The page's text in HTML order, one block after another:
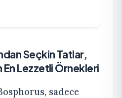
Seçkin Tatlar,
En Lezzetli Örnekleri
sadece